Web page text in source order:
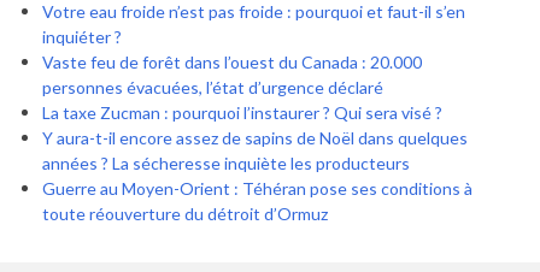
Votre eau froide n’est pas froide : pourquoi et faut-il s’en
inquiéter ?
Vaste feu de forêt dans l’ouest du Canada : 20.000
personnes évacuées, l’état d’urgence déclaré
La taxe Zucman : pourquoi l’instaurer ? Qui sera visé ?
Y aura-t-il encore assez de sapins de Noël dans quelques
années ? La sécheresse inquiète les producteurs
Guerre au Moyen-Orient : Téhéran pose ses conditions à
toute réouverture du détroit d’Ormuz